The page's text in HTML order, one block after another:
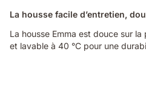
La housse facile d’entretien,
La housse Emma est douce sur
et lavable à 40 °C pour une